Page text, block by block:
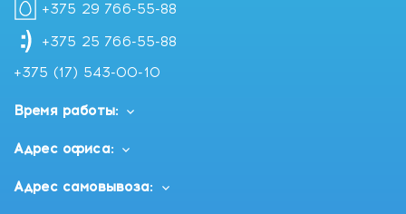
+375 29 766-55-88
+375 25 766-55-88
+375 (17) 543-00-10
Время работы:
Адрес офиса:
Адрес самовывоза: